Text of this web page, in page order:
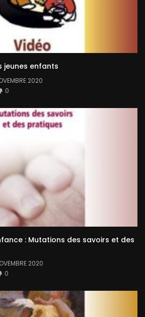
jeunes enfants
2020
0
: Mutations des savoirs et des
2020
0